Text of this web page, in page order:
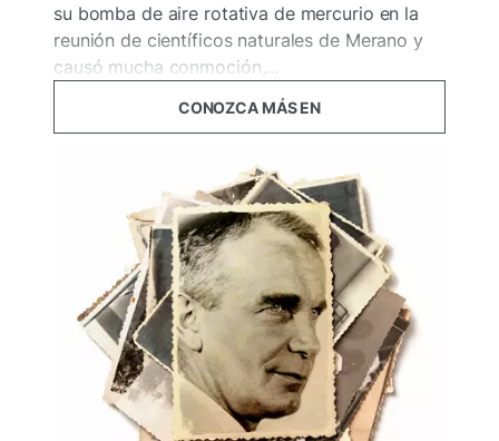
su bomba de aire rotativa de mercurio en la
reunión de científicos naturales de Merano y
causó mucha conmoción,...
CONOZCA MÁS EN